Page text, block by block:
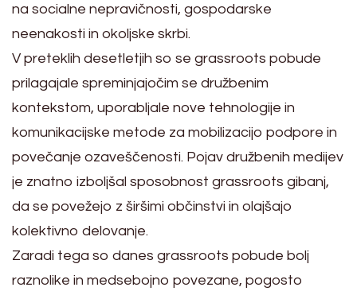
na socialne nepravičnosti, gospodarske
neenakosti in okoljske skrbi.
V preteklih desetletjih so se grassroots pobude
prilagajale spreminjajočim se družbenim
kontekstom, uporabljale nove tehnologije in
komunikacijske metode za mobilizacijo podpore in
povečanje ozaveščenosti. Pojav družbenih medijev
je znatno izboljšal sposobnost grassroots gibanj,
da se povežejo z širšimi občinstvi in olajšajo
kolektivno delovanje.
Zaradi tega so danes grassroots pobude bolj
raznolike in medsebojno povezane, pogosto